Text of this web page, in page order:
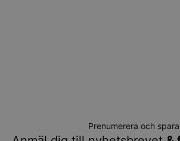
Prenumerera och spara